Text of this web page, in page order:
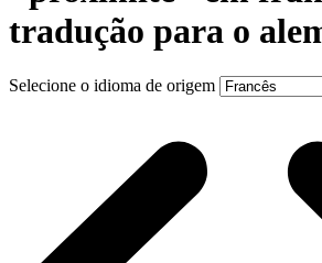
tradução para o
Selecione o idioma de origem